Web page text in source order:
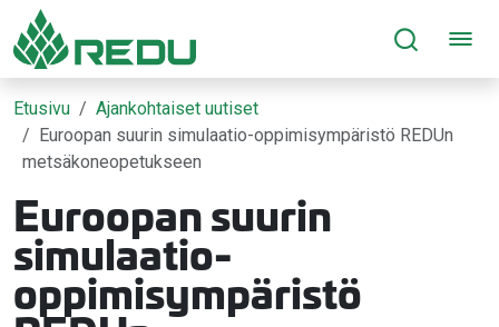
Siirry sivusisältöön
Etusivu
Ajankohtaiset uutiset
Euroopan suurin simulaatio-oppimisympäristö REDUn
metsäkoneopetukseen
Euroopan suurin
simulaatio-
oppimisympäristö